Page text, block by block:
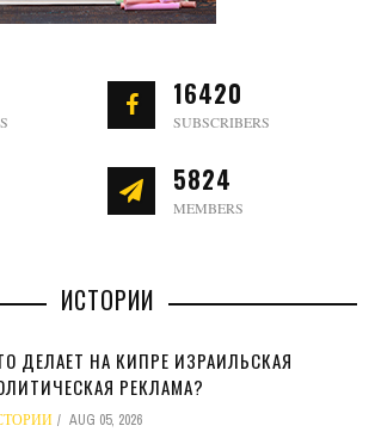
16420
SUBSCRIBERS
5824
MEMBERS
ИСТОРИИ
ДЕЛАЕТ НА КИПРЕ ИЗРАИЛЬСКАЯ
РЕКЛАМА?
AUG 05, 2026